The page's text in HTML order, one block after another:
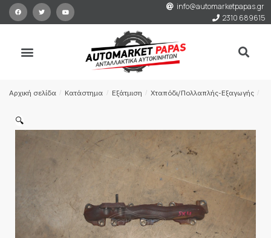
info@automarketpapas.gr
2310 689615
Αρχική σελίδα / Κατάστημα / Εξάτμιση / Χταπόδι/Πολλαπλής-Εξαγωγής /
🔍